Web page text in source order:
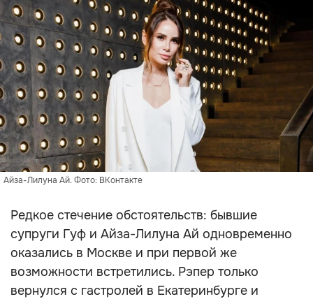
Айза-Лилуна Ай. Фото: ВКонтакте
Редкое стечение обстоятельств: бывшие
супруги Гуф и Айза-Лилуна Ай одновременно
оказались в Москве и при первой же
возможности встретились. Рэпер только
вернулся с гастролей в Екатеринбурге и